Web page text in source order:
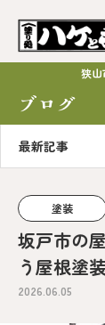
狭山
ブログ
最新記事
塗装
坂戸市の
う屋根塗
2026.06.05